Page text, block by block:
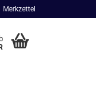
Merkzettel